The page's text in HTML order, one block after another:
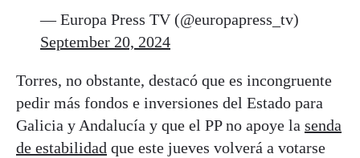
— Europa Press TV (@europapress_tv)
September 20, 2024
Torres, no obstante, destacó que es incongruente
pedir más fondos e inversiones del Estado para
Galicia y Andalucía y que el PP no apoye la senda
de estabilidad que este jueves volverá a votarse